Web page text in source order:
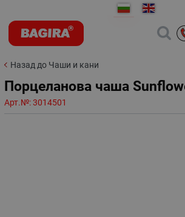
Назад до Чаши и кани
Порцеланова чаша
Арт.№:3014501